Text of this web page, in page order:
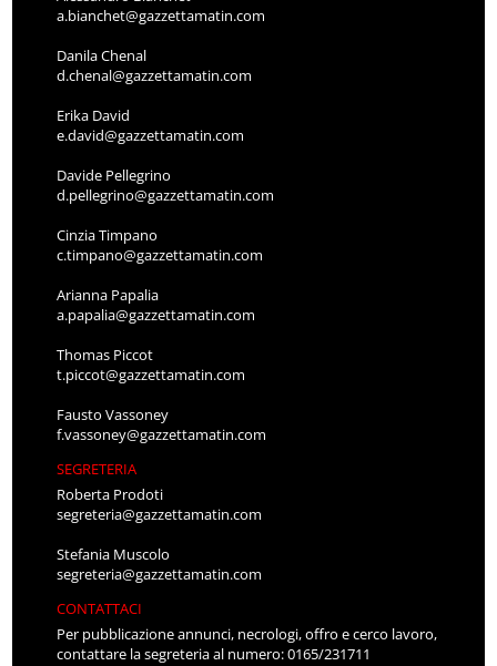
a.bianchet@gazzettamatin.com
Danila Chenal
d.chenal@gazzettamatin.com
Erika David
e.david@gazzettamatin.com
Davide Pellegrino
d.pellegrino@gazzettamatin.com
Cinzia Timpano
c.timpano@gazzettamatin.com
Arianna Papalia
a.papalia@gazzettamatin.com
Thomas Piccot
t.piccot@gazzettamatin.com
Fausto Vassoney
f.vassoney@gazzettamatin.com
SEGRETERIA
Roberta Prodoti
segreteria@gazzettamatin.com
Stefania Muscolo
segreteria@gazzettamatin.com
CONTATTACI
Per pubblicazione annunci, necrologi, offro e cerco lavoro,
contattare la segreteria al numero: 0165/231711